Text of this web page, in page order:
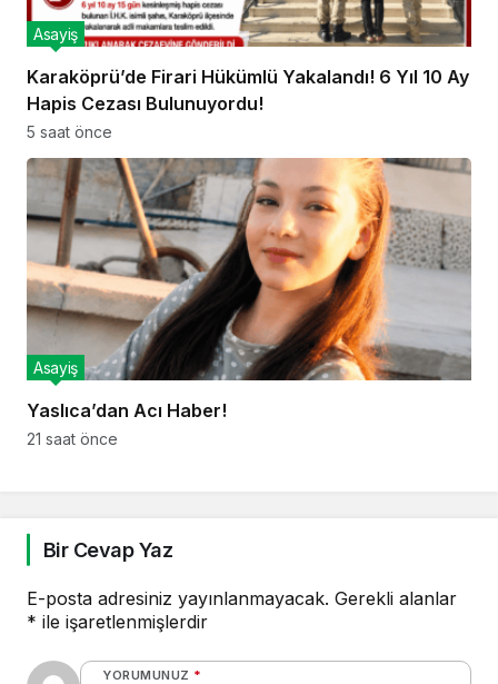
Karaköprü’de Firari Hükümlü Yakalandı! 6 Yıl 10 Ay
Hapis Cezası Bulunuyordu!
Asayiş
5 saat önce
Yaslıca’dan Acı Haber!
Asayiş
21 saat önce
Bir Cevap Yaz
E-posta adresiniz yayınlanmayacak. Gerekli alanlar
* ile işaretlenmişlerdir
YORUMUNUZ *